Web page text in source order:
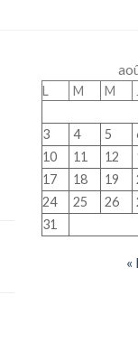
L M M
3
4 5
10
11 12
17
18 19
24
25 26
31
«